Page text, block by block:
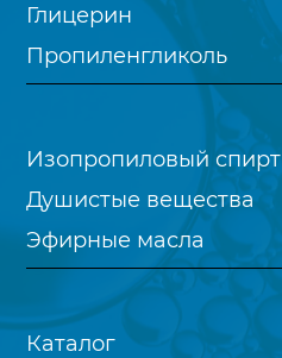
Глицерин
Пропиленгликоль
Изопропиловый спирт
Душистые вещества
Эфирные масла
Каталог